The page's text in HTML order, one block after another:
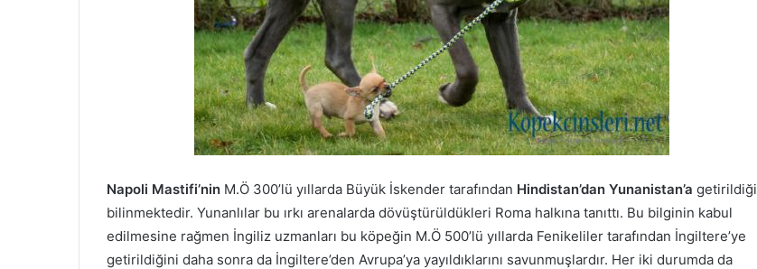
Napoli Mastifi’nin M.Ö 300’lü yıllarda Büyük İskender tarafından Hindistan’dan Yunanistan’a getirildiği
bilinmektedir. Yunanlılar bu ırkı arenalarda dövüştürüldükleri Roma halkına tanıttı. Bu bilginin kabul
edilmesine rağmen İngiliz uzmanları bu köpeğin M.Ö 500’lü yıllarda Fenikeliler tarafından İngiltere’ye
getirildiğini daha sonra da İngiltere’den Avrupa’ya yayıldıklarını savunmuşlardır. Her iki durumda da